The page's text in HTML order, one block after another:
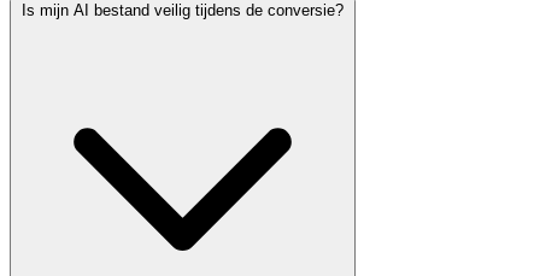
Is mijn AI bestand veilig tijdens de conversie?